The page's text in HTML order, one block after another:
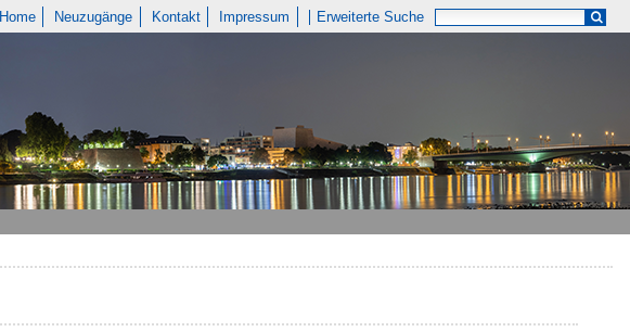
Home Neuzugänge Kontakt Impressum Erweiterte Suche